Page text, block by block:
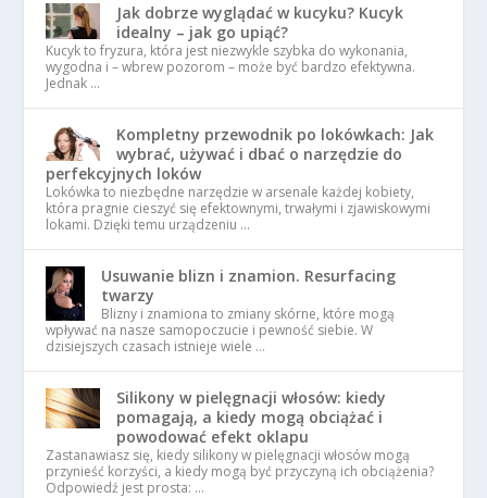
Jak dobrze wyglądać w kucyku? Kucyk
idealny – jak go upiąć?
Kucyk to fryzura, która jest niezwykle szybka do wykonania,
wygodna i – wbrew pozorom – może być bardzo efektywna.
Jednak …
Kompletny przewodnik po lokówkach: Jak
wybrać, używać i dbać o narzędzie do
perfekcyjnych loków
Lokówka to niezbędne narzędzie w arsenale każdej kobiety,
która pragnie cieszyć się efektownymi, trwałymi i zjawiskowymi
lokami. Dzięki temu urządzeniu …
Usuwanie blizn i znamion. Resurfacing
twarzy
Blizny i znamiona to zmiany skórne, które mogą
wpływać na nasze samopoczucie i pewność siebie. W
dzisiejszych czasach istnieje wiele …
Silikony w pielęgnacji włosów: kiedy
pomagają, a kiedy mogą obciążać i
powodować efekt oklapu
Zastanawiasz się, kiedy silikony w pielęgnacji włosów mogą
przynieść korzyści, a kiedy mogą być przyczyną ich obciążenia?
Odpowiedź jest prosta: …